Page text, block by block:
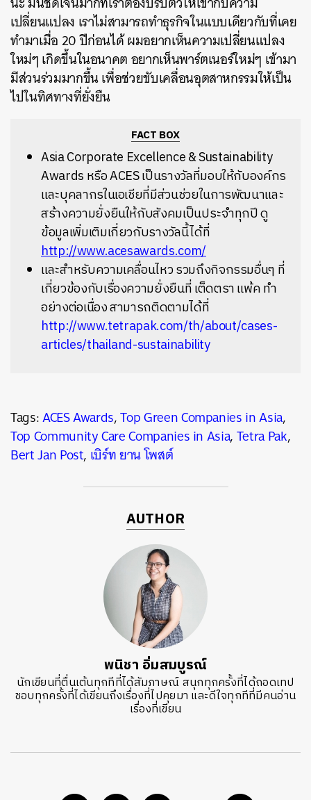
เปลี่ยนแปลง เราไม่สามารถทำธุรกิจในแบบเดียวกับที่เคย
ทำมาเมื่อ 20 ปีก่อนได้ ผมอยากเห็นความเปลี่ยนแปลง
ใหม่ๆ เกิดขึ้นในอนาคต อยากเห็นพาร์ตเนอร์ใหม่ๆ เข้ามา
มีส่วนร่วมมากขึ้น เพื่อช่วยขับเคลื่อนอุตสาหกรรมให้เป็น
ไปในทิศทางที่ยั่งยืน
FACT BOX
Asia Corporate Excellence & Sustainability
Awards หรือ ACES เป็นรางวัลที่มอบให้กับองค์กร
และบุคลากรในเอเชียที่มีส่วนช่วยในการพัฒนาและ
สร้างความยั่งยืนให้กับสังคมเป็นประจำทุกปี ดู
ข้อมูลเพิ่มเติมเกี่ยวกับรางวัลนี้ได้ที่
http://www.acesawards.com/
และสำหรับความเคลื่อนไหว รวมถึงกิจกรรมอื่นๆ ที่
เกี่ยวข้องกับเรื่องความยั่งยืนที่ เต็ดตรา แพ้ค ทำ
อย่างต่อเนื่อง สามารถติดตามได้ที่
http://www.tetrapak.com/th/about/cases-
articles/thailand-sustainability
Tags:ACES Awards,Top Green Companies in Asia,
Top Community Care Companies in Asia,Tetra Pak,
Bert Jan Post, เบิร์ท ยาน โ​​พสต์
AUTHOR
พนิชา อิ่มสมบูรณ์
นักเขียนที่ตื่นเต้นทุกทีที่ได้สัมภาษณ์ สนุกทุกครั้งที่ได้ถอดเทป
ชอบทุกครั้งที่ได้เขียนถึงเรื่องที่ไปคุยมา และดีใจทุกทีที่มีคนอ่าน
เรื่องที่เขียน